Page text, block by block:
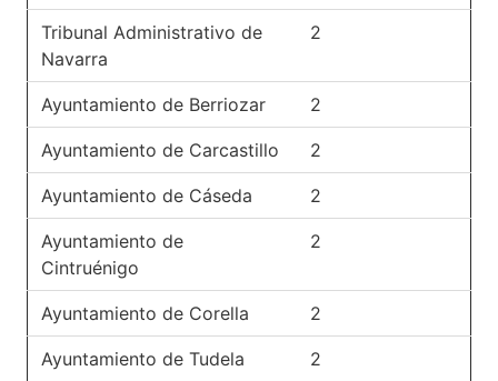
Tribunal Administrativo de
Navarra
2
Ayuntamiento de Berriozar 2
Ayuntamiento de Carcastillo 2
Ayuntamiento de Cáseda 2
Ayuntamiento de
Cintruénigo
2
Ayuntamiento de Corella 2
Ayuntamiento de Tudela 2